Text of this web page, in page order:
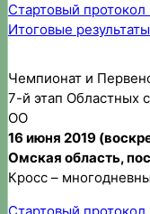
Стартовый
Итоговые
Чемпионат и
7-й этап Областных
ОО
16 июня 2019
Омская область,
Кросс –